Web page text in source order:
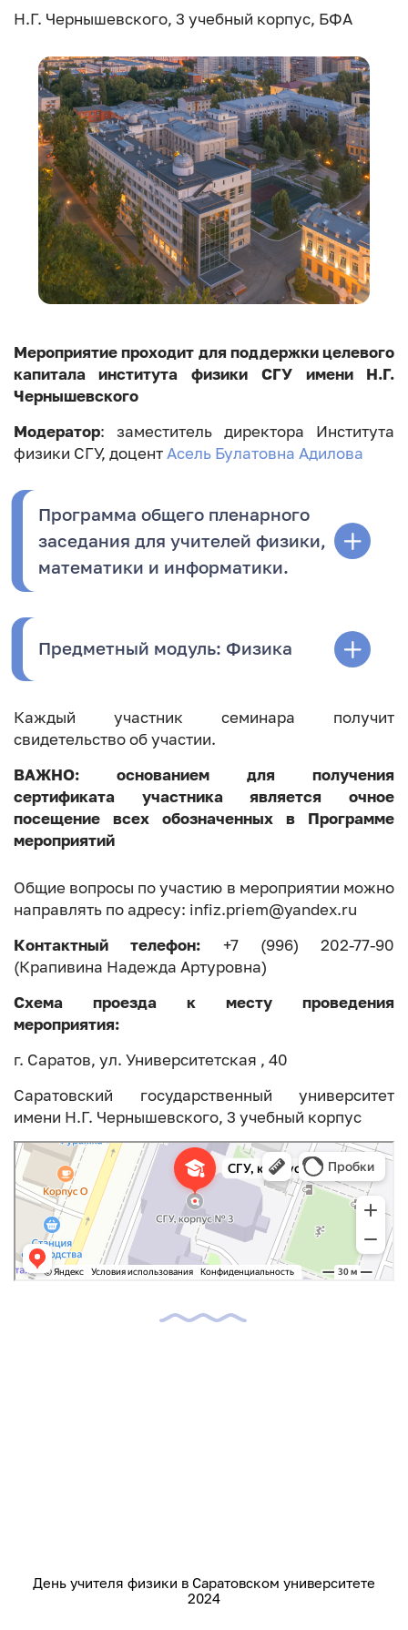
Н.Г. Чернышевского, 3 учебный корпус, БФА
Мероприятие проходит для поддержки целевого
капитала института физики СГУ имени Н.Г.
Чернышевского
Модератор: заместитель директора Института
физики СГУ, доцент Асель Булатовна Адилова
Программа общего пленарного
заседания для учителей физики,
математики и информатики.
Предметный модуль: Физика
Каждый участник семинара получит
свидетельство об участии.
ВАЖНО: основанием для получения
сертификата участника является очное
посещение всех обозначенных в Программе
мероприятий
Общие вопросы по участию в мероприятии можно
направлять по адресу: infiz.priem@yandex.ru
Контактный телефон: +7 (996) 202-77-90
(Крапивина Надежда Артуровна)
Схема проезда к месту проведения
мероприятия:
г. Саратов, ул. Университетская , 40
Саратовский государственный университет
имени Н.Г. Чернышевского, 3 учебный корпус
День учителя физики в Саратовском университете
2024